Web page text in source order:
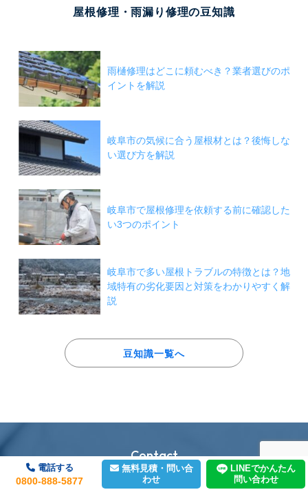
屋根修理・雨漏り修理の豆知識
雨樋修理はどこに頼むべき？業者選びのポ
イントを解説
岐阜市の気候に合う屋根材とは？後悔しな
い選び方を解説
岐阜市で屋根修理を依頼する前に確認した
い3つのポイント
岐阜市で多い屋根トラブルの特徴とは？地
域特有の劣化要因と対策をわかりやすく解
説
豆知識一覧へ
電話する
0800-888-5877
無料見積・問い合
わせ
LINEでかんたん
問い合わせ
Contact
問い合わせ